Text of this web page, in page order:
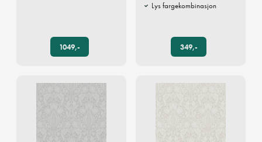
1049,-
Lys fargekombinasjon
349,-